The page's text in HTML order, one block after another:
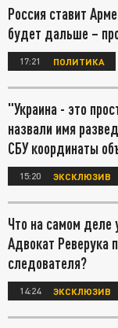
Россия ставит
будет дальше –
17:21 ПОЛИТИКА
"Украина - это
назвали имя
СБУ координаты
15:20 ЭКСКЛЮЗИВ
Что на самом деле
Адвокат Реверука
следователя?
14:24 ЭКСКЛЮЗИВ